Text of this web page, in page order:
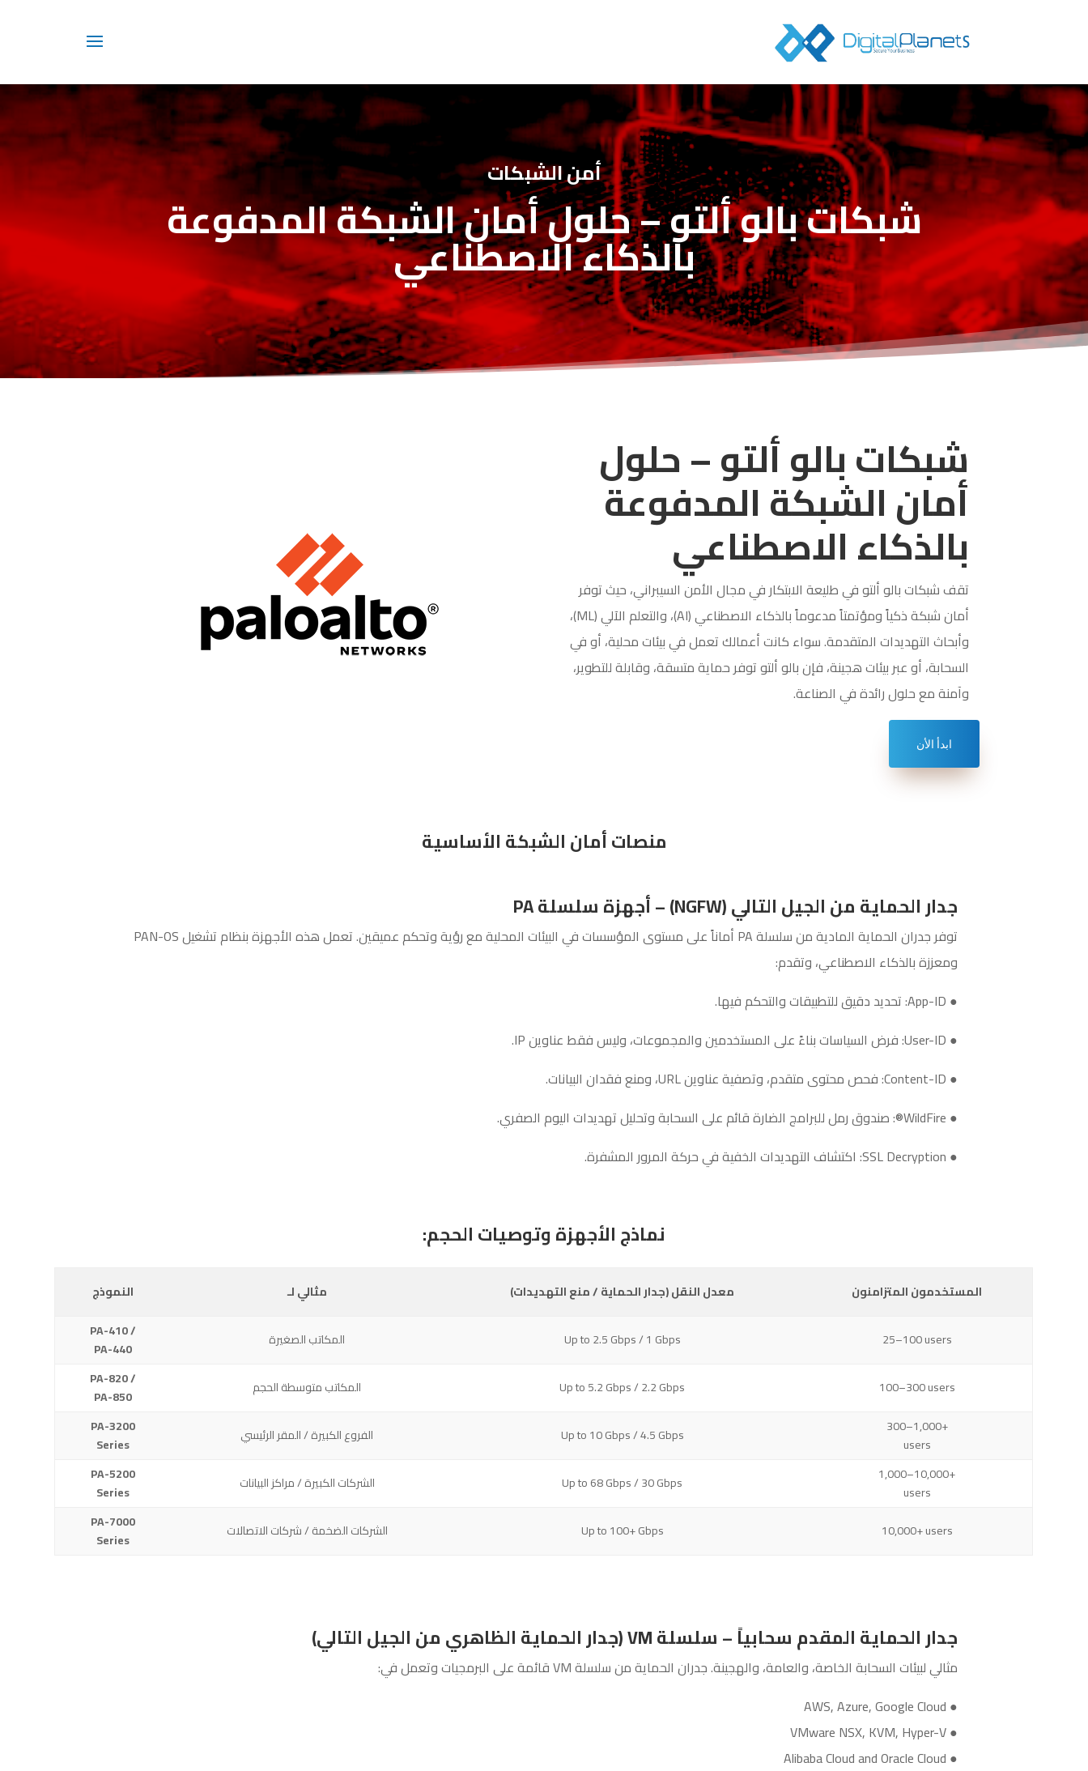
أمن الشبكات
شبكات بالو ألتو – حلول أمان الشبكة المدفوعة
بالذكاء الاصطناعي
شبكات بالو ألتو – حلول
أمان الشبكة المدفوعة
بالذكاء الاصطناعي
تقف شبكات بالو ألتو في طليعة الابتكار في مجال الأمن السيبراني، حيث توفر
أمان شبكة ذكياً ومؤتمتاً مدعوماً بالذكاء الاصطناعي (AI)، والتعلم الآلي (ML)،
وأبحاث التهديدات المتقدمة. سواء كانت أعمالك تعمل في بيئات محلية، أو في
السحابة، أو عبر بيئات هجينة، فإن بالو ألتو توفر حماية متسقة، وقابلة للتطوير،
وآمنة مع حلول رائدة في الصناعة.
ابدأ الأن
منصات أمان الشبكة الأساسية
جدار الحماية من الجيل التالي (NGFW) – أجهزة سلسلة PA
توفر جدران الحماية المادية من سلسلة PA أماناً على مستوى المؤسسات في البيئات المحلية مع رؤية وتحكم عميقين. تعمل هذه الأجهزة بنظام تشغيل PAN-OS
ومعززة بالذكاء الاصطناعي، وتقدم:
● App-ID: تحديد دقيق للتطبيقات والتحكم فيها.
● User-ID: فرض السياسات بناءً على المستخدمين والمجموعات، وليس فقط عناوين IP.
● Content-ID: فحص محتوى متقدم، وتصفية عناوين URL، ومنع فقدان البيانات.
● WildFire®: صندوق رمل للبرامج الضارة قائم على السحابة وتحليل تهديدات اليوم الصفري.
● SSL Decryption: اكتشاف التهديدات الخفية في حركة المرور المشفرة.
نماذج الأجهزة وتوصيات الحجم:
النموذج مثالي لـ معدل النقل (جدار الحماية / منع التهديدات)
المستخدمون المتزامنون
PA-410 /
PA-440
المكاتب الصغيرة Up to 2.5 Gbps / 1 Gbps
25–100 users
PA-820 /
PA-850
المكاتب متوسطة الحجم Up to 5.2 Gbps / 2.2 Gbps
100–300 users
PA-3200
Series
الفروع الكبيرة / المقر الرئيسي Up to 10 Gbps / 4.5 Gbps
300–1,000+
users
PA-5200
Series
الشركات الكبيرة / مراكز البيانات Up to 68 Gbps / 30 Gbps
1,000–10,000+
users
PA-7000
Series
الشركات الضخمة / شركات الاتصالات Up to 100+ Gbps 10,000+ users
جدار الحماية المقدم سحابياً – سلسلة VM (جدار الحماية الظاهري من الجيل التالي)
مثالي لبيئات السحابة الخاصة، والعامة، والهجينة. جدران الحماية من سلسلة VM قائمة على البرمجيات وتعمل في:
● AWS, Azure, Google Cloud
● VMware NSX, KVM, Hyper-V
● Alibaba Cloud and Oracle Cloud